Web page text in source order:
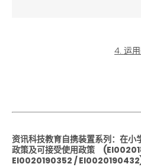
4. 运
资讯科技教育自携装置系列：在小
政策及可接受使用政策
EI0020190352 /